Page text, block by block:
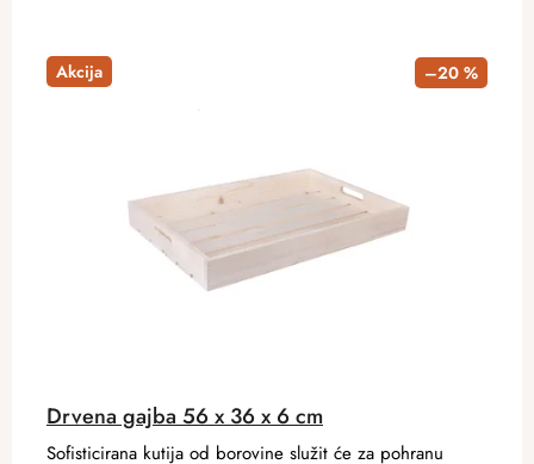
Akcija –20 %
Drvena gajba 56 x 36 x 6 cm
Sofisticirana kutija od borovine služit će za pohranu